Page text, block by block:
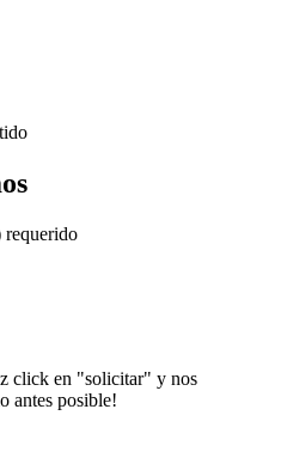
requerido
click en "solicitar" y nos
antes posible!